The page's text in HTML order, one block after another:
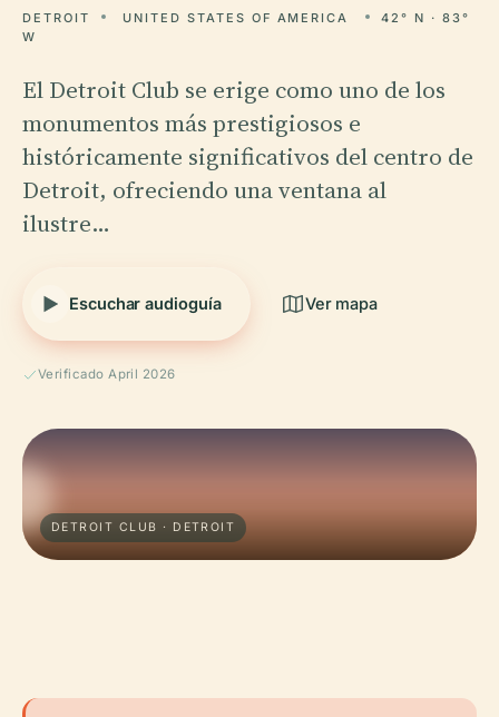
DETROIT UNITED STATES OF AMERICA
42° N · 83°
W
El Detroit Club se erige como uno de los
monumentos más prestigiosos e
históricamente significativos del centro de
Detroit, ofreciendo una ventana al
ilustre…
Escuchar audioguía Ver mapa
Verificado April 2026
DETROIT CLUB · DETROIT